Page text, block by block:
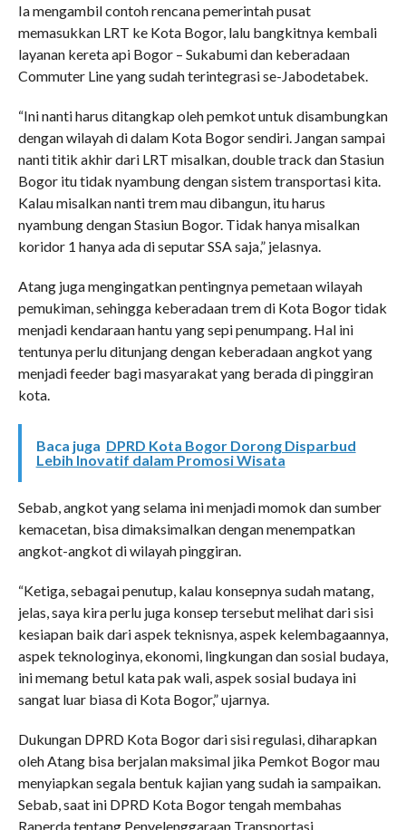
Ia mengambil contoh rencana pemerintah pusat
memasukkan LRT ke Kota Bogor, lalu bangkitnya kembali
layanan kereta api Bogor – Sukabumi dan keberadaan
Commuter Line yang sudah terintegrasi se-Jabodetabek.
“Ini nanti harus ditangkap oleh pemkot untuk disambungkan
dengan wilayah di dalam Kota Bogor sendiri. Jangan sampai
nanti titik akhir dari LRT misalkan, double track dan Stasiun
Bogor itu tidak nyambung dengan sistem transportasi kita.
Kalau misalkan nanti trem mau dibangun, itu harus
nyambung dengan Stasiun Bogor. Tidak hanya misalkan
koridor 1 hanya ada di seputar SSA saja,” jelasnya.
Atang juga mengingatkan pentingnya pemetaan wilayah
pemukiman, sehingga keberadaan trem di Kota Bogor tidak
menjadi kendaraan hantu yang sepi penumpang. Hal ini
tentunya perlu ditunjang dengan keberadaan angkot yang
menjadi feeder bagi masyarakat yang berada di pinggiran
kota.
Baca juga DPRD Kota Bogor Dorong Disparbud
Lebih Inovatif dalam Promosi Wisata
Sebab, angkot yang selama ini menjadi momok dan sumber
kemacetan, bisa dimaksimalkan dengan menempatkan
angkot-angkot di wilayah pinggiran.
“Ketiga, sebagai penutup, kalau konsepnya sudah matang,
jelas, saya kira perlu juga konsep tersebut melihat dari sisi
kesiapan baik dari aspek teknisnya, aspek kelembagaannya,
aspek teknologinya, ekonomi, lingkungan dan sosial budaya,
ini memang betul kata pak wali, aspek sosial budaya ini
sangat luar biasa di Kota Bogor,” ujarnya.
Dukungan DPRD Kota Bogor dari sisi regulasi, diharapkan
oleh Atang bisa berjalan maksimal jika Pemkot Bogor mau
menyiapkan segala bentuk kajian yang sudah ia sampaikan.
Sebab, saat ini DPRD Kota Bogor tengah membahas
Raperda tentang Penyelenggaraan Transportasi.